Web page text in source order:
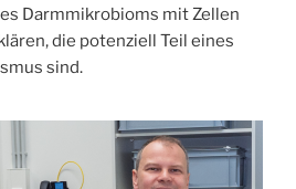
Darmmikrobioms mit Zellen
die potenziell Teil eines
sind.